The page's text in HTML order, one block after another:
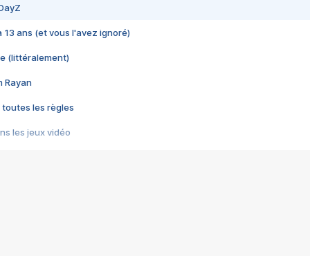
13 ans (et vous l'avez ignoré)
(littéralement)
Rayan
toutes les règles
les jeux vidéo